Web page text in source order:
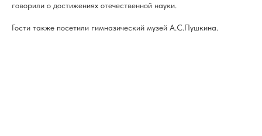
говорили о достижениях отечественной науки.
Гости также посетили гимназический музей А.С.Пушкина.